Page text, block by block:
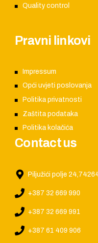
Quality control
Pravni linkovi
Impressum
Opći uvjeti poslovanja
Politika privatnosti
Zaštita podataka
Politika kolačića
Contact us
Piljužići polje
+387 32 669 990
+387 32 669 991
+387 61 409 906